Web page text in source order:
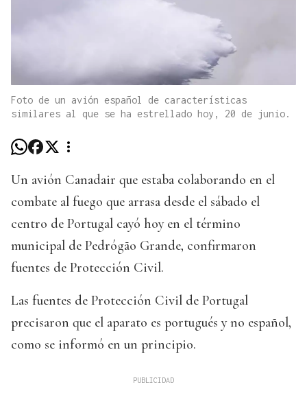
Foto de un avión español de características
similares al que se ha estrellado hoy, 20 de junio.
Un avión Canadair que estaba colaborando en el
combate al fuego que arrasa desde el sábado el
centro de Portugal cayó hoy en el término
municipal de Pedrógão Grande, confirmaron
fuentes de Protección Civil.
Las fuentes de Protección Civil de Portugal
precisaron que el aparato es portugués y no español,
como se informó en un principio.